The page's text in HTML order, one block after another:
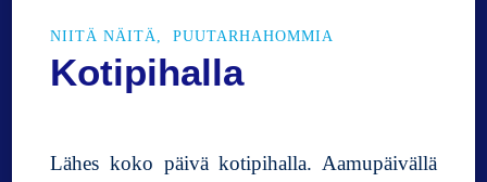
NIITÄ NÄITÄ PUUTARHAHOMMIA
Kotipihalla
Lähes koko päivä kotipihalla. Aamupäivällä